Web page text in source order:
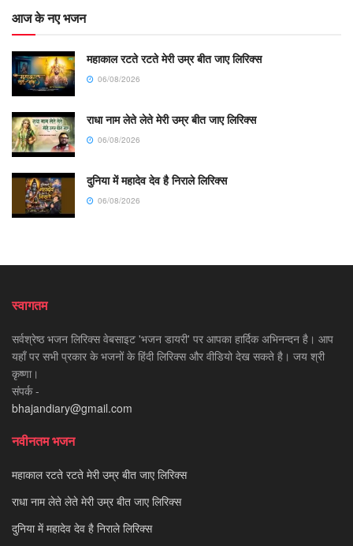
आज के नए भजन
महाकाल रटते रटते मेरी उम्र बीत जाए लिरिक्स
06/08/2026
राधा नाम लेते लेते मेरी उम्र बीत जाए लिरिक्स
06/08/2026
दुनिया में महादेव देव है निराले लिरिक्स
06/08/2026
स्वागतम
सर्वश्रेष्ठ भजन लिरिक्स वेबसाइट 'भजन डायरी' पर आपका हार्दिक अभिनन्दन है। आप
यहाँ पर सभी प्रकार के भजनों के हिंदी लिरिक्स और वीडियो देख सकते है। जय श्री
कृष्णा।
संपर्क -
bhajandiary@gmail.com
नवीनतम भजन
महाकाल रटते रटते मेरी उम्र बीत जाए लिरिक्स
राधा नाम लेते लेते मेरी उम्र बीत जाए लिरिक्स
दुनिया में महादेव देव है निराले लिरिक्स